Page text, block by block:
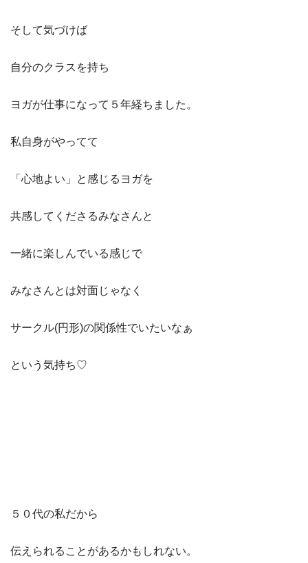
そして気づけば
自分のクラスを持ち
ヨガが仕事になって５年経ちました。
私自身がやってて
「心地よい」と感じるヨガを
共感してくださるみなさんと
一緒に楽しんでいる感じで
みなさんとは対面じゃなく
サークル(円形)の関係性でいたいなぁ
という気持ち♡
５０代の私だから
伝えられることがあるかもしれない。